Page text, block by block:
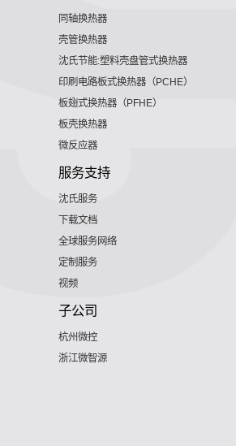
同轴换热器
壳管换热器
沈氏节能:塑料壳盘管式换热器
印刷电路板式换热器（PCHE）
板翅式换热器（PFHE）
板壳换热器
微反应器
服务支持
沈氏服务
下载文档
全球服务网络
定制服务
视频
子公司
杭州微控
浙江微智源